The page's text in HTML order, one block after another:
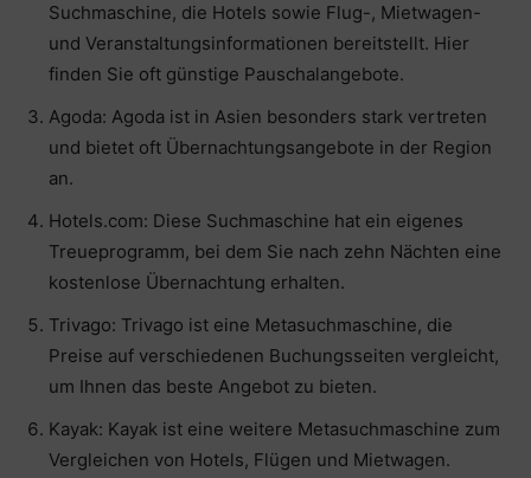
Suchmaschine, die Hotels sowie Flug-, Mietwagen-
und Veranstaltungsinformationen bereitstellt. Hier
finden Sie oft günstige Pauschalangebote.
Agoda: Agoda ist in Asien besonders stark vertreten
und bietet oft Übernachtungsangebote in der Region
an.
Hotels.com: Diese Suchmaschine hat ein eigenes
Treueprogramm, bei dem Sie nach zehn Nächten eine
kostenlose Übernachtung erhalten.
Trivago: Trivago ist eine Metasuchmaschine, die
Preise auf verschiedenen Buchungsseiten vergleicht,
um Ihnen das beste Angebot zu bieten.
Kayak: Kayak ist eine weitere Metasuchmaschine zum
Vergleichen von Hotels, Flügen und Mietwagen.